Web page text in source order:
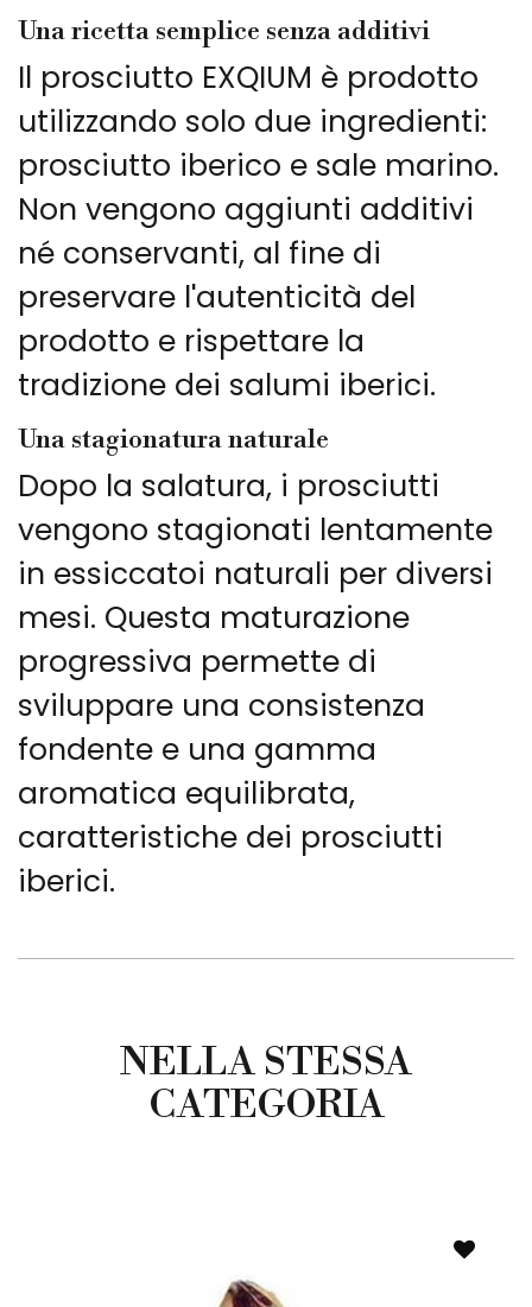
Una ricetta semplice senza additivi
Il prosciutto EXQIUM è prodotto
utilizzando solo due ingredienti:
prosciutto iberico e sale marino.
Non vengono aggiunti additivi
né conservanti, al fine di
preservare l'autenticità del
prodotto e rispettare la
tradizione dei salumi iberici.
Una stagionatura naturale
Dopo la salatura, i prosciutti
vengono stagionati lentamente
in essiccatoi naturali per diversi
mesi. Questa maturazione
progressiva permette di
sviluppare una consistenza
fondente e una gamma
aromatica equilibrata,
caratteristiche dei prosciutti
iberici.
NELLA STESSA
CATEGORIA